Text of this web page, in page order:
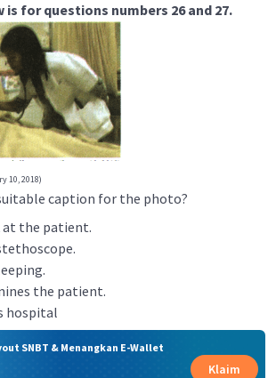
for questions numbers 26 and 27.
10, 2018)
caption for the photo?
the patient.
the patient.
hospital
SNBT & Menangkan E-Wallet
Klaim